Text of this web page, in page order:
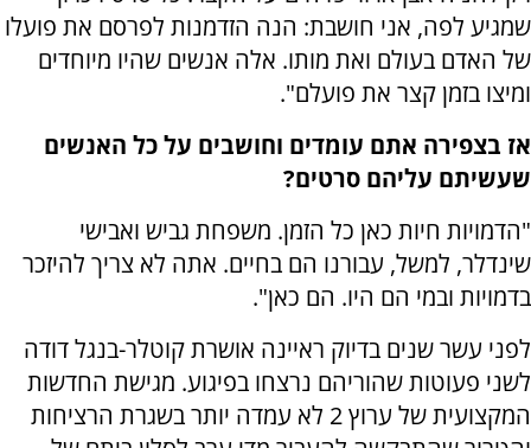
שמגיע לפה, אני חושבת: הנה הזדמנות לפרסם את פועלו
של האדם בעולם ואת מותו. אלה אנשים שהיו מיוחדים
ומיצו בזמן קצר את פועלם".
אז בצפירה אתם עומדים וחושבים על כל האנשים
שעשיתם עליהם סרטים?
"הדמויות חיות כאן כל הזמן. משפחת גביש ואבישי
שינדלר, למשל, עבורנו הם בחיים. אתה לא צריך להיזכר
בדמויות ובמי הם היו. הם כאן".
לפני עשר שנים בדיוק ראיינה אושרת קוטלר-בנגל דודה
לשני פעוטות שהוריהם נרצחו בפיגוע. מגישת החדשות
המקצועית של ערוץ 2 לא עמדה יותר בשגרת הרציחות